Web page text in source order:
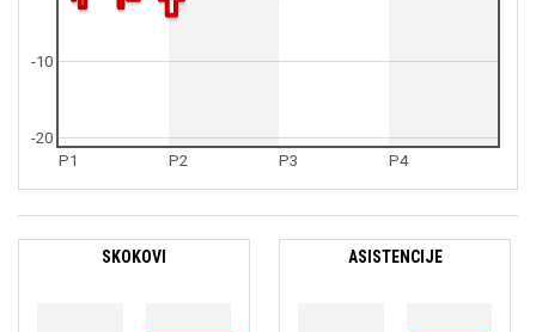
P1 P2 P3 P4
-20
-10
SKOKOVI ASISTENCIJE